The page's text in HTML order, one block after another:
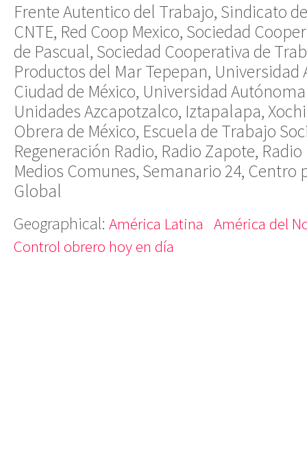
Frente Autentico del Trabajo, Sindicato
CNTE, Red Coop Mexico, Sociedad
de Pascual, Sociedad Cooperativa de
Productos del Mar Tepepan,
Ciudad de México, Universidad
Unidades Azcapotzalco, Iztapalapa,
Obrera de México, Escuela de Trabajo
Regeneración Radio, Radio Zapote,
Medios Comunes, Semanario 24, Centro
Global
Geographical: América Latina América del
Control obrero hoy en día